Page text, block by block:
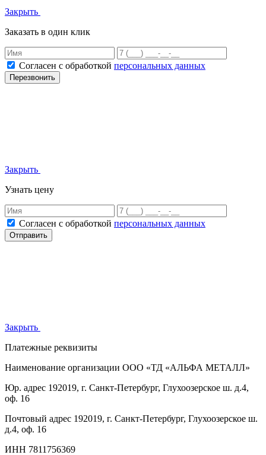
Закрыть
Заказать в один клик
Согласен с обработкой персональных данных
Перезвонить
Закрыть
Узнать цену
Согласен с обработкой персональных данных
Отправить
Закрыть
Платежные реквизиты
Наименование организации ООО «ТД «АЛЬФА МЕТАЛЛ»
Юр. адрес 192019, г. Санкт-Петербург, Глухоозерское ш. д.4,
оф. 16
Почтовый адрес 192019, г. Санкт-Петербург, Глухоозерское ш.
д.4, оф. 16
ИНН 7811756369